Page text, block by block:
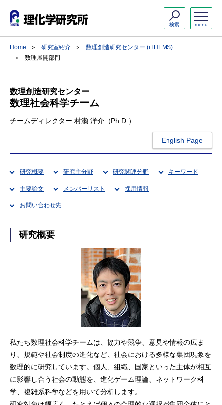
menu
検索
Home 研究室紹介
数理創造研究センター (iTHEMS)
数理展開部門
数理創造研究センター
数理社会科学チーム
チームディレクター 村瀬 洋介（Ph.D.）
English Page
研究概要 研究主分野 研究関連分野 キーワード
主要論文 メンバーリスト 採用情報
お問い合わせ先
研究概要
私たち数理社会科学チームは、協力や競争、意見や情報の広ま
り、規範や社会制度の進化など、社会における多様な集団現象を
数理的に研究しています。個人、組織、国家といった主体が相互
に影響し合う社会の動態を、進化ゲーム理論、ネットワーク科
学、複雑系科学などを用いて分析します。